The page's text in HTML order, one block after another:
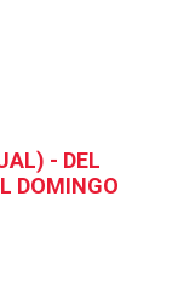
- DEL
DOMINGO